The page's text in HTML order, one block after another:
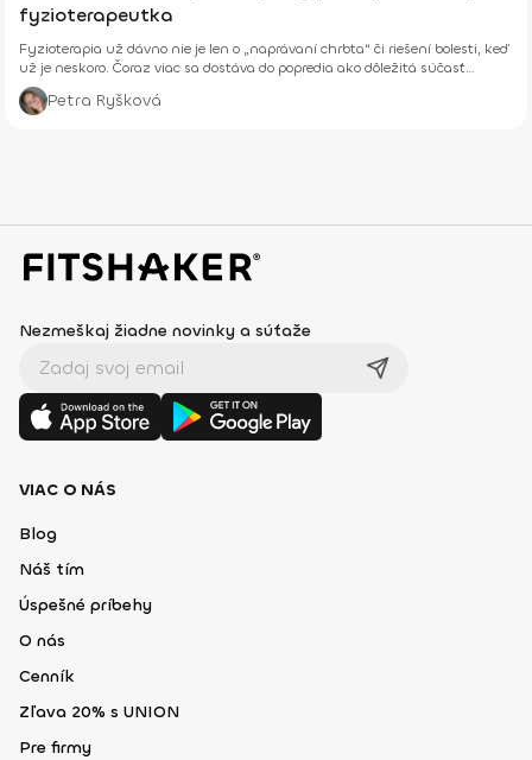
fyzioterapeutka
Fyzioterapia už dávno nie je len o „naprávaní chrbta“ či riešení bolesti, keď
už je neskoro. Čoraz viac sa dostáva do popredia ako dôležitá súčasť
prevencie, starostlivosti o telo aj celkového zdravia – fyzického aj
psychického.
Petra Ryšková
Nezmeškaj žiadne novinky a súťaže
VIAC O NÁS
Blog
Náš tím
Úspešné príbehy
O nás
Cenník
Zľava 20% s UNION
Pre firmy